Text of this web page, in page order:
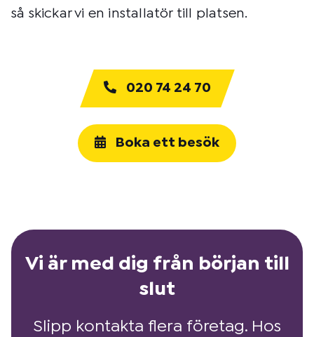
så skickar vi en installatör till platsen.
020 74 24 70
Boka ett besök
Vi är med dig från början till
slut
Slipp kontakta flera företag. Hos